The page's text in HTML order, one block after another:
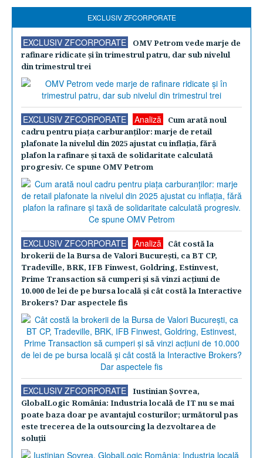
EXCLUSIV ZFCORPORATE
EXCLUSIV ZFCORPORATE
OMV Petrom vede marje de
rafinare ridicate şi în trimestrul patru, dar sub nivelul
din trimestrul trei
EXCLUSIV ZFCORPORATE Analiză
Cum arată noul
cadru pentru piaţa carburanţilor: marje de retail
plafonate la nivelul din 2025 ajustat cu inflaţia, fără
plafon la rafinare şi taxă de solidaritate calculată
progresiv. Ce spune OMV Petrom
EXCLUSIV ZFCORPORATE Analiză
Cât costă la
brokerii de la Bursa de Valori Bucureşti, ca BT CP,
Tradeville, BRK, IFB Finwest, Goldring, Estinvest,
Prime Transaction să cumperi şi să vinzi acţiuni de
10.000 de lei de pe bursa locală şi cât costă la Interactive
Brokers? Dar aspectele fis
EXCLUSIV ZFCORPORATE
Iustinian Şovrea,
GlobalLogic România: Industria locală de IT nu se mai
poate baza doar pe avantajul costurilor; următorul pas
este trecerea de la outsourcing la dezvoltarea de
soluţii